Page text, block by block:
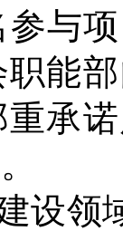
与
能
承
设领